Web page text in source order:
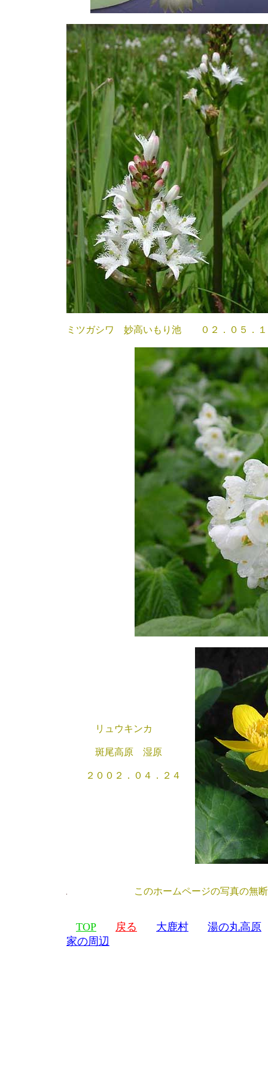
ミツガシワ 妙高いもり池 ０２．０５．
リュウキンカ
斑尾高原 湿原
２００２．０４．２４
このホームページの写真の無断転
TOP 戻る 大鹿村
湯の丸高原
家の周辺